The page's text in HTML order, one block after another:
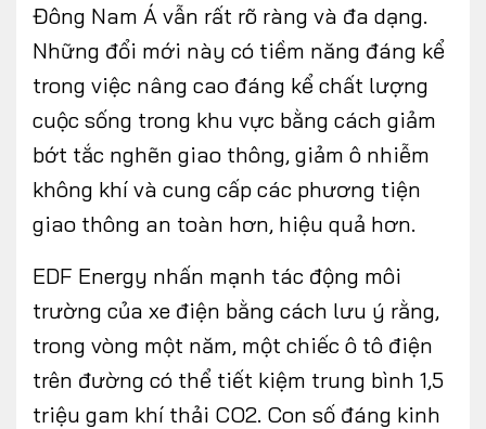
Đông Nam Á vẫn rất rõ ràng và đa dạng.
Những đổi mới này có tiềm năng đáng kể
trong việc nâng cao đáng kể chất lượng
cuộc sống trong khu vực bằng cách giảm
bớt tắc nghẽn giao thông, giảm ô nhiễm
không khí và cung cấp các phương tiện
giao thông an toàn hơn, hiệu quả hơn.
EDF Energy nhấn mạnh tác động môi
trường của xe điện bằng cách lưu ý rằng,
trong vòng một năm, một chiếc ô tô điện
trên đường có thể tiết kiệm trung bình 1,5
triệu gam khí thải CO2. Con số đáng kinh